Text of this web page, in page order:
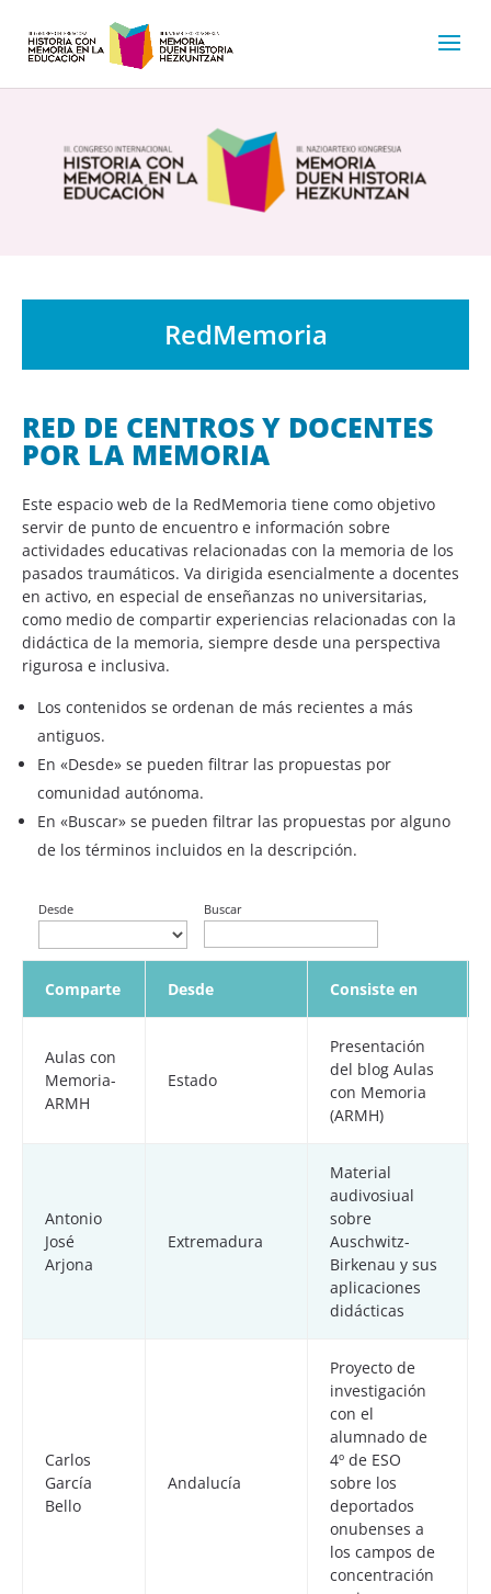
RedMemoria
RED DE CENTROS Y DOCENTES
POR LA MEMORIA
Este espacio web de la RedMemoria tiene como objetivo
servir de punto de encuentro e información sobre
actividades educativas relacionadas con la memoria de los
pasados traumáticos. Va dirigida esencialmente a docentes
en activo, en especial de enseñanzas no universitarias,
como medio de compartir experiencias relacionadas con la
didáctica de la memoria, siempre desde una perspectiva
rigurosa e inclusiva.
Los contenidos se ordenan de más recientes a más
antiguos.
En «Desde» se pueden filtrar las propuestas por
comunidad autónoma.
En «Buscar» se pueden filtrar las propuestas por alguno
de los términos incluidos en la descripción.
Desde Buscar
Comparte Desde Consiste en
Aulas con
Memoria-
ARMH
Estado
Presentación
del blog Aulas
con Memoria
(ARMH)
Antonio
José
Arjona
Extremadura
Material
audivosiual
sobre
Auschwitz-
Birkenau y sus
aplicaciones
didácticas
Carlos
García
Bello
Andalucía
Proyecto de
investigación
con el
alumnado de
4º de ESO
sobre los
deportados
onubenses a
los campos de
concentración